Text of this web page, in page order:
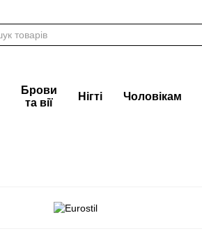
Брови
та вії
Нігті Чоловікам